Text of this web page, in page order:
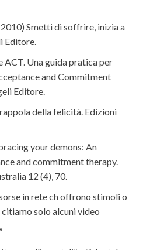
Smetti di soffrire, inizia a
Editore.
ACT. Una guida pratica per
and Commitment
Editore.
della felicità. Edizioni
your demons: An
and commitment therapy.
12 (4), 70.
in rete ch offrono stimoli o
solo alcuni video